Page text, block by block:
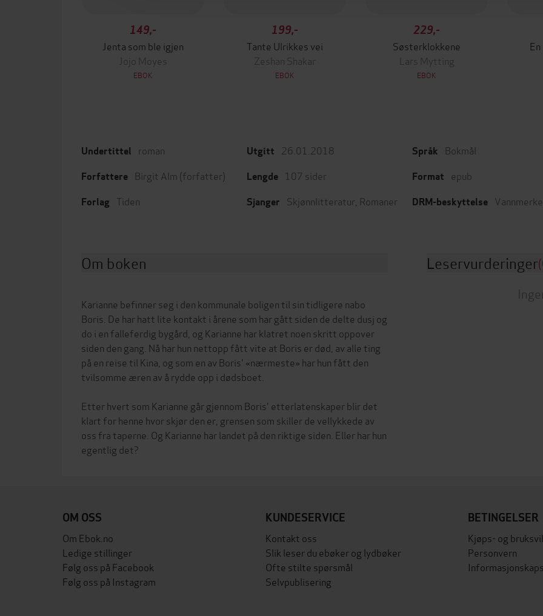
149,-
Jenta som ble igjen
Jojo Moyes
EBOK
199,-
Tante Ulrikkes vei
Zeshan Shakar
EBOK
229,-
Søsterklokkene
Lars Mytting
EBOK
Undertittel roman
Forfattere Birgit Alm (forfatter)
Forlag Tiden
Utgitt 26.01.2018
Lengde 107 sider
Sjanger Skjønnlitteratur Romaner
Språk Bokmål
Format epub
DRM-beskyttelse
Om boken
Karianne befinner seg i den kommunale boligen til sin tidligere nabo
Boris. De har hatt lite kontakt i årene som har gått siden de delte dusj og
do i en falleferdig bygård, og Karianne har klatret noen skritt oppover
siden den gang. Nå har hun nettopp fått vite at Boris er død, av alle ting
på en reise til Kina, og som en av Boris' «nærmeste» har hun fått den
tvilsomme æren av å rydde opp i dødsboet.
Etter hvert som Karianne går gjennom Boris' etterlatenskaper blir det
klart for henne hvor skjør den er, grensen som skiller de vellykkede av
oss fra taperne. Og Karianne har landet på den riktige siden. Eller har hun
Leservurderinger
OM OSS
Om Ebok.no
Ledige stillinger
Følg oss på Facebook
Følg oss på Instagram
KUNDESERVICE
Kontakt oss
Slik leser du ebøker og lydbøker
Ofte stilte spørsmål
Selvpublisering
BETINGELSER
Kjøps- og
Personvern